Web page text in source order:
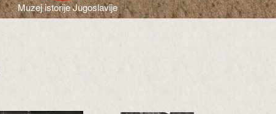
Muzej istorije Jugoslavije